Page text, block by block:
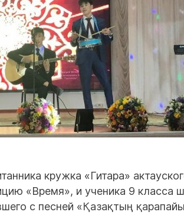
кружка «Гитара»
«Время», и ученика 9 класса
с песней «Қазақтың